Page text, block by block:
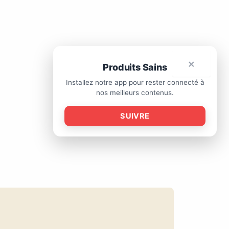
×
Produits Sains
Installez notre app pour rester connecté à
nos meilleurs contenus.
SUIVRE